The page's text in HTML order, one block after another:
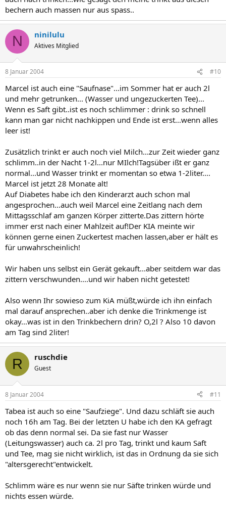
bechern auch massen nur aus spass..
N ninilulu
Aktives Mitglied
8 Januar 2004 #10
Marcel ist auch eine "Saufnase"...im Sommer hat er auch 2l
und mehr getrunken... (Wasser und ungezuckerten Tee)...
Wenn es Saft gibt..ist es noch schlimmer : drink so schnell
kann man gar nicht nachkippen und Ende ist erst...wenn alles
leer ist!
Zusätzlich trinkt er auch noch viel Milch...zur Zeit wieder ganz
schlimm..in der Nacht 1-2l...nur MIlch!Tagsüber ißt er ganz
normal...und Wasser trinkt er momentan so etwa 1-2liter....
Marcel ist jetzt 28 Monate alt!
Auf Diabetes habe ich den Kinderarzt auch schon mal
angesprochen...auch weil Marcel eine Zeitlang nach dem
Mittagsschlaf am ganzen Körper zitterte.Das zittern hörte
immer erst nach einer Mahlzeit auf!Der KIA meinte wir
können gerne einen Zuckertest machen lassen,aber er hält es
für unwahrscheinlich!
Wir haben uns selbst ein Gerät gekauft...aber seitdem war das
zittern verschwunden....und wir haben nicht getestet!
Also wenn Ihr sowieso zum KiA müßt,würde ich ihn einfach
mal darauf ansprechen..aber ich denke die Trinkmenge ist
okay...was ist in den Trinkbechern drin? O,2l ? Also 10 davon
am Tag sind 2liter!
R ruschdie
Guest
8 Januar 2004 #11
Tabea ist auch so eine "Saufziege". Und dazu schläft sie auch
noch 16h am Tag. Bei der letzten U habe ich den KA gefragt
ob das denn normal sei. Da sie fast nur Wasser
(Leitungswasser) auch ca. 2l pro Tag, trinkt und kaum Saft
und Tee, mag sie nicht wirklich, ist das in Ordnung da sie sich
"altersgerecht"entwickelt.
Schlimm wäre es nur wenn sie nur Säfte trinken würde und
nichts essen würde.